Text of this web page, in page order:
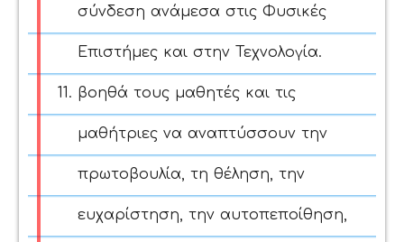
σύνδεση ανάμεσα στις Φυσικές
Επιστήμες και στην Τεχνολογία.
βοηθά τους μαθητές και τις
μαθήτριες να αναπτύσσουν την
πρωτοβουλία, τη θέληση, την
ευχαρίστηση, την αυτοπεποίθηση,